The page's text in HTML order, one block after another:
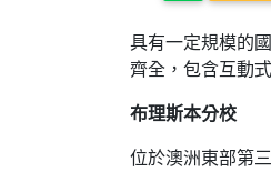
具有一定規模的
齊全，包含互動
布理斯本分校
位於澳洲東部第